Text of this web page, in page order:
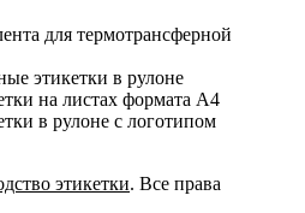
для термотрансферной
этикетки в рулоне
на листах формата А4
в рулоне с логотипом
этикетки. Все права